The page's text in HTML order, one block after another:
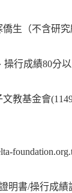
生（不含研
行成績80分以
教基金會
明書/操行成